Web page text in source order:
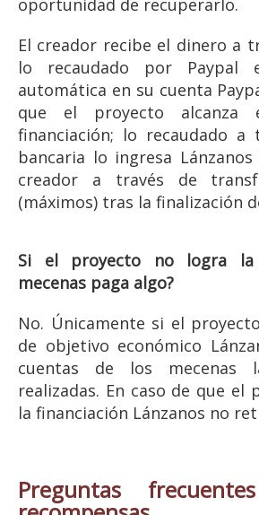
oportunidad de recuperarlo.
El creador recibe el dinero a
lo recaudado por Paypal
automática en su cuenta
que el proyecto alcanza
financiación; lo recaudado a
bancaria lo ingresa
creador a través de
(máximos) tras la finalización
Si el proyecto no logra la
mecenas paga algo?
No. Únicamente si el
de objetivo económico
cuentas de los mecenas
realizadas. En caso de que el
la financiación Lánzanos no
Preguntas